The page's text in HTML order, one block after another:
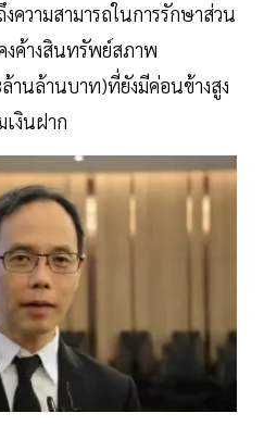
ความสามารถในการรักษาส่วน
งค้างสินทรัพย์สภาพ
านล้านบาท)ที่ยังมีค่อนข้างสูง
เงินฝาก